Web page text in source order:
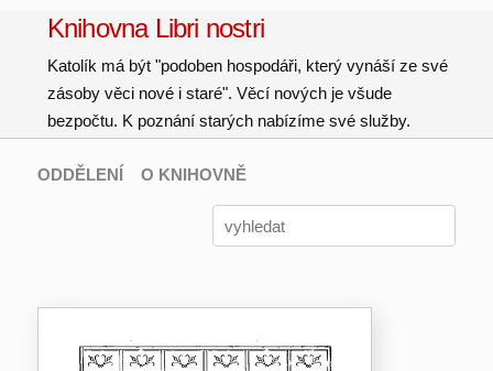
Knihovna Libri nostri
Katolík má být "podoben hospodáři, který vynáší ze své
zásoby věci nové i staré". Věcí nových je všude
bezpočtu. K poznání starých nabízíme své služby.
ODDĚLENÍ O KNIHOVNĚ